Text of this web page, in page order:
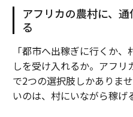
アフリカの農村に、
る
「都市へ出稼ぎに行くか
しを受け入れるか。アフ
で2つの選択肢しかありま
いのは、村にいながら稼げ